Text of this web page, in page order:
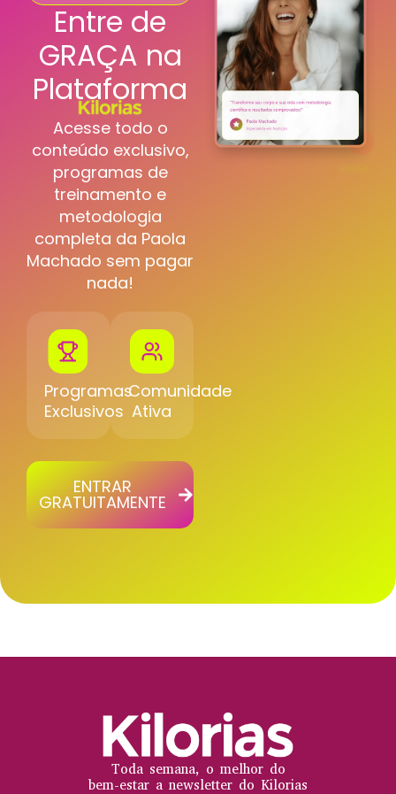
Entre de
GRAÇA na
Plataforma
Acesse todo o
conteúdo exclusivo,
programas de
treinamento e
metodologia
completa da Paola
Machado sem pagar
nada!
Programas
Exclusivos
Comunidade
Ativa
ENTRAR
GRATUITAMENTE
Toda semana, o melhor do
bem-estar a newsletter do Kilorias